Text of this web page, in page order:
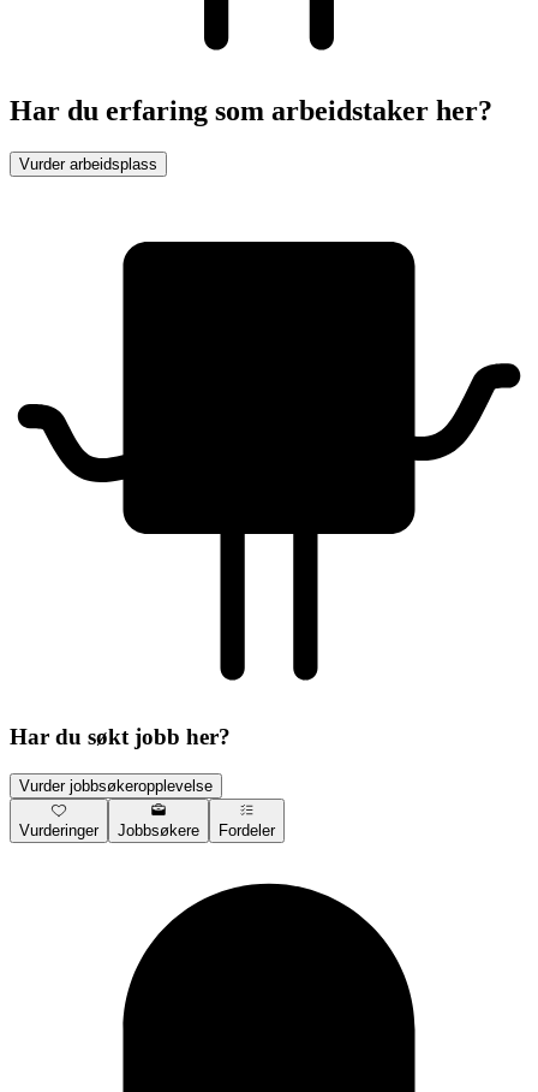
Har du erfaring som arbeidstaker her?
Vurder arbeidsplass
Har du søkt jobb her?
Vurder jobbsøkeropplevelse
Vurderinger Jobbsøkere Fordeler